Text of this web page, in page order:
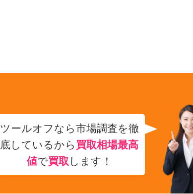
ツールオフなら市場調査を徹
底しているから 買取相場最高
値で買取 します！